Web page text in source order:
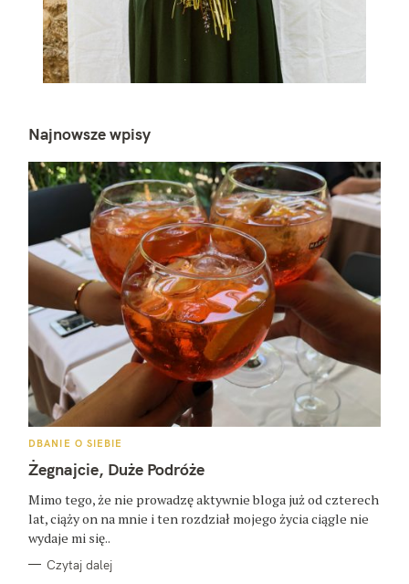
Najnowsze wpisy
K
T
E
O
R
I
DBANIE O SIEBIE
Żegnajcie, Duże Podróże
Mimo tego, że nie prowadzę aktywnie bloga już od czterech
lat, ciąży on na mnie i ten rozdział mojego życia ciągle nie
wydaje mi się..
Czytaj dalej